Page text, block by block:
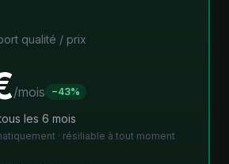
qualité / prix
/mois −43%
les 6 mois
· résiliable à tout moment